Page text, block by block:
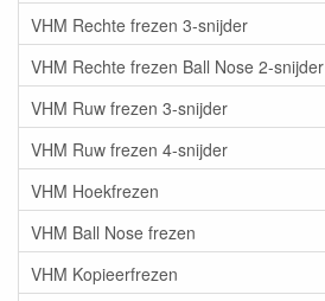
VHM Rechte frezen 3-snijder
VHM Rechte frezen Ball Nose 2-snijder
VHM Ruw frezen 3-snijder
VHM Ruw frezen 4-snijder
VHM Hoekfrezen
VHM Ball Nose frezen
VHM Kopieerfrezen